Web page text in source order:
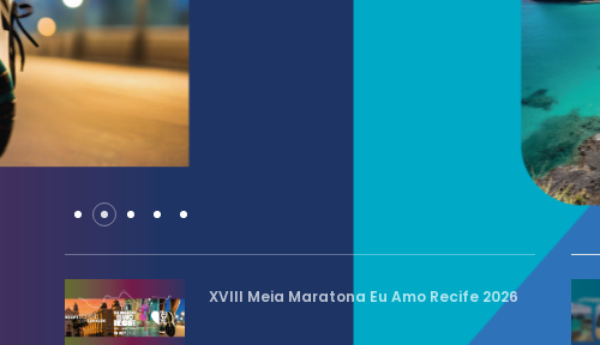
XVIII Meia Maratona Eu Amo Recife 2026